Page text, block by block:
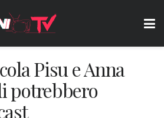
Pisu e Anna
potrebbero